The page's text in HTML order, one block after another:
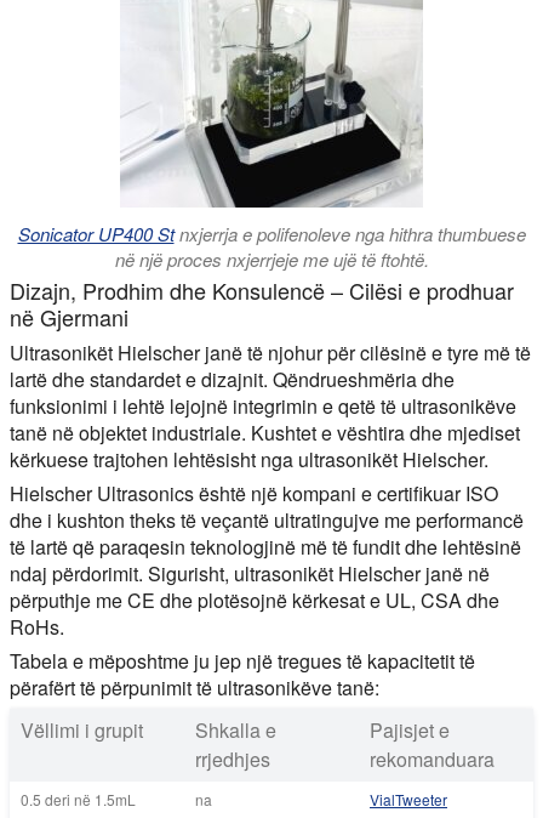
Sonicator UP400 Stnxjerrja e polifenoleve nga hithra thumbuese
në një proces nxjerrjeje me ujë të ftohtë.
Dizajn, Prodhim dhe Konsulencë – Cilësi e prodhuar
në Gjermani
Ultrasonikët Hielscher janë të njohur për cilësinë e tyre më të
lartë dhe standardet e dizajnit. Qëndrueshmëria dhe
funksionimi i lehtë lejojnë integrimin e qetë të ultrasonikëve
tanë në objektet industriale. Kushtet e vështira dhe mjediset
kërkuese trajtohen lehtësisht nga ultrasonikët Hielscher.
Hielscher Ultrasonics është një kompani e certifikuar ISO
dhe i kushton theks të veçantë ultratingujve me performancë
të lartë që paraqesin teknologjinë më të fundit dhe lehtësinë
ndaj përdorimit. Sigurisht, ultrasonikët Hielscher janë në
përputhje me CE dhe plotësojnë kërkesat e UL, CSA dhe
RoHs.
Tabela e mëposhtme ju jep një tregues të kapacitetit të
përafërt të përpunimit të ultrasonikëve tanë:
Vëllimi i grupit
Shkalla e
rrjedhjes
Pajisjet e
rekomanduara
0.5 deri në 1.5mL na
VialTweeter